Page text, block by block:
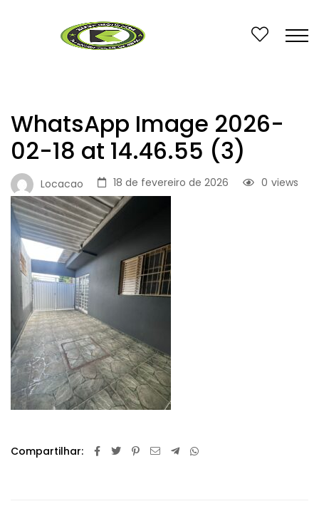
WhatsApp Image 2026-
02-18 at 14.46.55 (3)
Locacao 18 de fevereiro de 2026 views
0
Compartilhar: